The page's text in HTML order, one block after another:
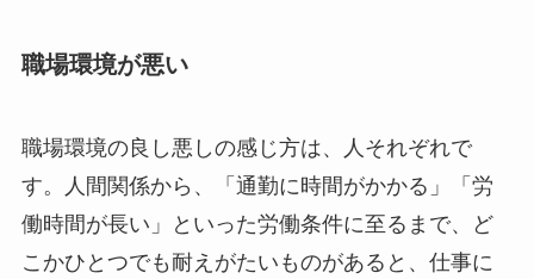
職場環境が悪い
職場環境の良し悪しの感じ方は、人それぞれで
す。人間関係から、「通勤に時間がかかる」「労
働時間が長い」といった労働条件に至るまで、ど
こかひとつでも耐えがたいものがあると、仕事に